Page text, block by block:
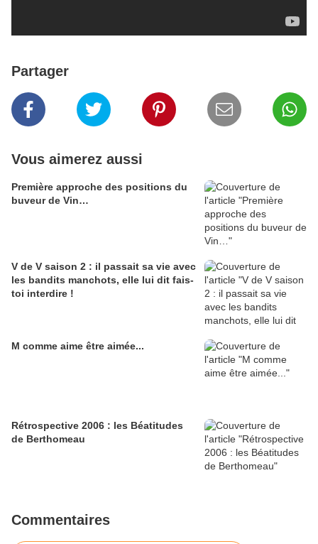
Partager
Vous aimerez aussi
Première approche des positions du
buveur de Vin…
V de V saison 2 : il passait sa vie avec
les bandits manchots, elle lui dit fais-
toi interdire !
M comme aime être aimée...
Rétrospective 2006 : les Béatitudes
de Berthomeau
Commentaires